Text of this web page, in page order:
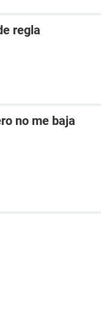
regla
no me baja